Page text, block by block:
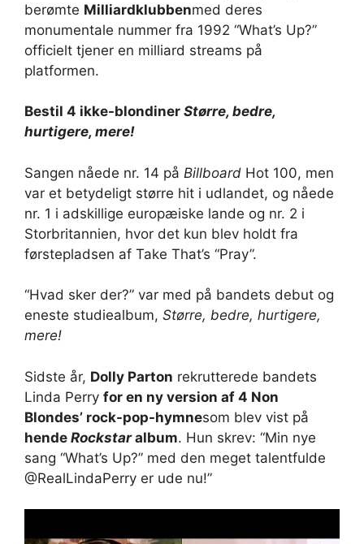
berømte Milliardklubbenmed deres
monumentale nummer fra 1992 “What’s Up?”
officielt tjener en milliard streams på
platformen.
Bestil 4 ikke-blondiner Større, bedre,
hurtigere, mere!
Sangen nåede nr. 14 på Billboard Hot 100, men
var et betydeligt større hit i udlandet, og nåede
nr. 1 i adskillige europæiske lande og nr. 2 i
Storbritannien, hvor det kun blev holdt fra
førstepladsen af ​​Take That’s “Pray”.
“Hvad sker der?” var med på bandets debut og
eneste studiealbum, Større, bedre, hurtigere,
mere!
Sidste år, Dolly Parton rekrutterede bandets
Linda Perry for en ny version af 4 Non
Blondes’ rock-pop-hymnesom blev vist på
hende Rockstaralbum. Hun skrev: “Min nye
sang “What’s Up?” med den meget talentfulde
@RealLindaPerry er ude nu!”